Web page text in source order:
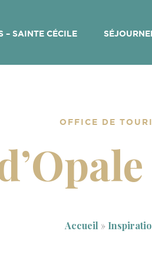
– SAINTE CÉCILE
OFFICE DE
Accueil »